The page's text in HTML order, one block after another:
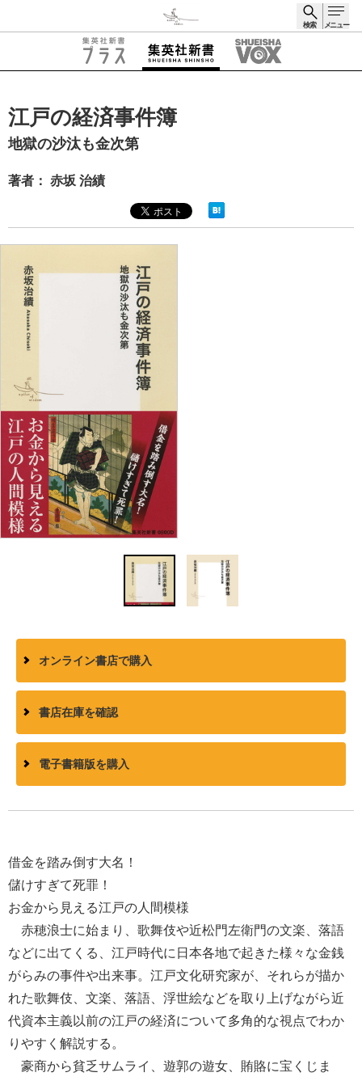
検索 メニュー
江戸の経済事件簿
地獄の沙汰も金次第
著者： 赤坂 治績
オンライン書店で購入
書店在庫を確認
電子書籍版を購入
借金を踏み倒す大名！
儲けすぎて死罪！
お金から見える江戸の人間模様
赤穂浪士に始まり、歌舞伎や近松門左衛門の文楽、落語
などに出てくる、江戸時代に日本各地で起きた様々な金銭
がらみの事件や出来事。江戸文化研究家が、それらが描か
れた歌舞伎、文楽、落語、浮世絵などを取り上げながら近
代資本主義以前の江戸の経済について多角的な視点でわか
りやすく解説する。
豪商から貧乏サムライ、遊郭の遊女、賄賂に宝くじま